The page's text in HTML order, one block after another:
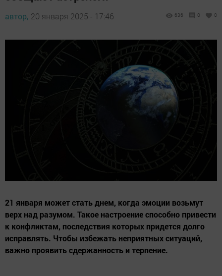
автор, 20 января 2025 - 17:46 636 0 0
21 января может стать днем, когда эмоции возьмут
верх над разумом. Такое настроение способно привести
к конфликтам, последствия которых придется долго
исправлять. Чтобы избежать неприятных ситуаций,
важно проявить сдержанность и терпение.